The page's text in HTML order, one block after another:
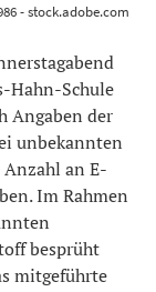
- stock.adobe.com
Hahn-Schule
Angaben der
unbekannten
an E-
Im Rahmen
besprüht
mitgeführte